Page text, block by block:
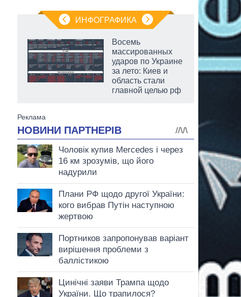
ИНФОГРАФИКА
Восемь
массированных
ударов по Украине
за лето: Киев и
область стали
главной целью рф